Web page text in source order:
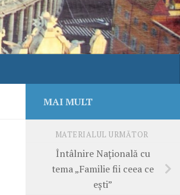
MAI MULT
MATERIALUL URMĂTOR
Întâlnire Naţională cu
tema „Familie fii ceea ce
eşti”